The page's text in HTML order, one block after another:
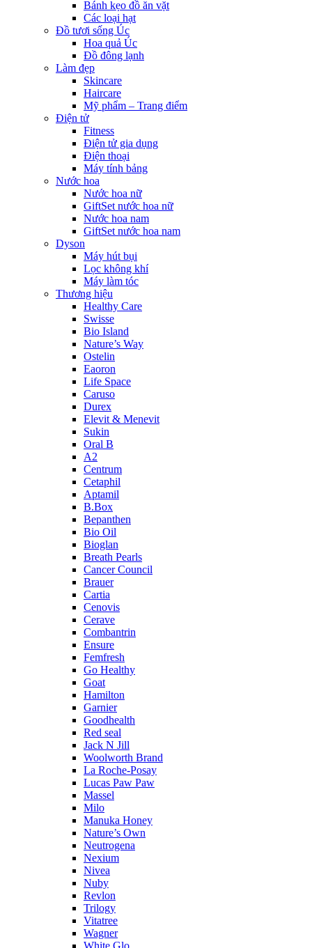
Bánh kẹo đồ ăn vặt
Các loại hạt
Đồ tươi sống Úc
Hoa quả Úc
Đồ đông lạnh
Làm đẹp
Skincare
Haircare
Mỹ phẩm – Trang điểm
Điện tử
Fitness
Điện tử gia dụng
Điện thoại
Máy tính bảng
Nước hoa
Nước hoa nữ
GiftSet nước hoa nữ
Nước hoa nam
GiftSet nước hoa nam
Dyson
Máy hút bụi
Lọc không khí
Máy làm tóc
Thương hiệu
Healthy Care
Swisse
Bio Island
Nature’s Way
Ostelin
Eaoron
Life Space
Caruso
Durex
Elevit & Menevit
Sukin
Oral B
A2
Centrum
Cetaphil
Aptamil
B.Box
Bepanthen
Bio Oil
Bioglan
Breath Pearls
Cancer Council
Brauer
Cartia
Cenovis
Cerave
Combantrin
Ensure
Femfresh
Go Healthy
Goat
Hamilton
Garnier
Goodhealth
Red seal
Jack N Jill
Woolworth Brand
La Roche-Posay
Lucas Paw Paw
Massel
Milo
Manuka Honey
Nature’s Own
Neutrogena
Nexium
Nivea
Nuby
Revlon
Trilogy
Vitatree
Wagner